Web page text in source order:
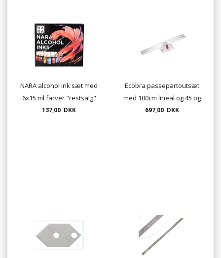
NARA alcohol ink sæt med
6x15 ml farver "restsalg"
137,00 DKK
Ecobra passepartoutsæt
med 100cm lineal og 45 og
90 graders kniv.
697,00 DKK